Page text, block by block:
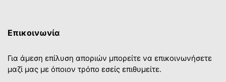
Επικοινωνία
Για άμεση επίλυση αποριών μπορείτε να επικοινωνήσετε
μαζί μας με όποιον τρόπο εσείς επιθυμείτε.